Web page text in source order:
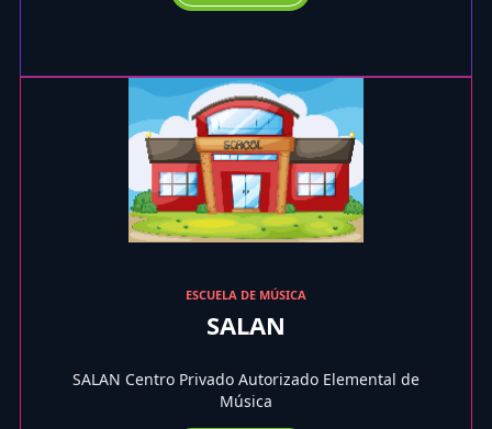
ESCUELA DE MÚSICA
SALAN
SALAN Centro Privado Autorizado Elemental de
Música